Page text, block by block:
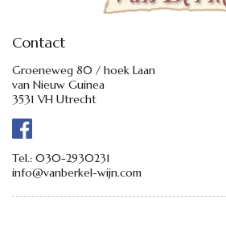
Contact
Groeneweg 80 / hoek Laan
van Nieuw Guinea
3531 VH Utrecht
Tel.: 030-2930231
info@vanberkel-wijn.com